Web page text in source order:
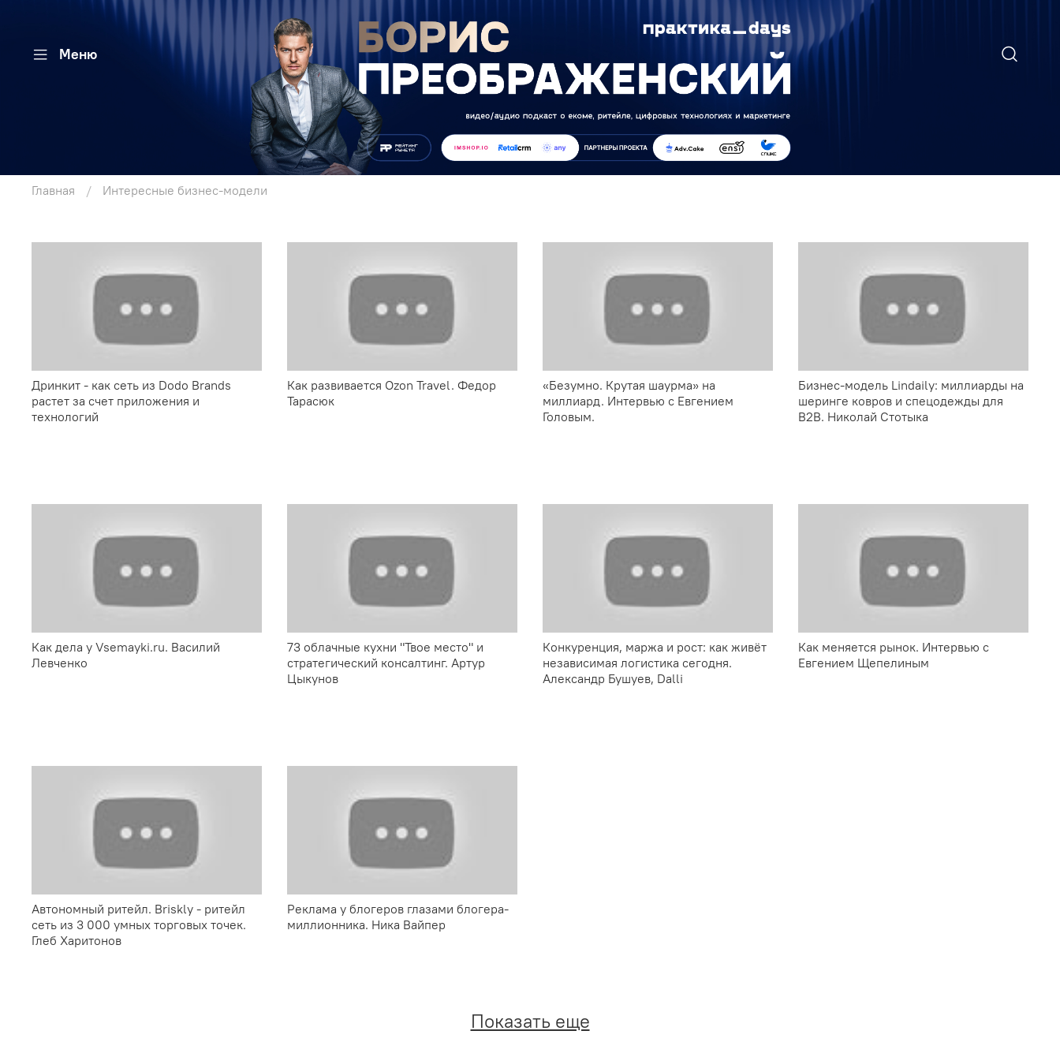
Меню
Главная Интересные бизнес-модели
Дринкит - как сеть из Dodo Brands
растет за счет приложения и
технологий
Как развивается Ozon Travel. Федор
Тарасюк
«Безумно. Крутая шаурма» на
миллиард. Интервью с Евгением
Головым.
Бизнес-модель Lindaily: миллиарды на
шеринге ковров и спецодежды для
B2B. Николай Стотыка
Как дела у Vsemayki.ru. Василий
Левченко
73 облачные кухни "Твое место" и
стратегический консалтинг. Артур
Цыкунов
Конкуренция, маржа и рост: как живёт
независимая логистика сегодня.
Александр Бушуев, Dalli
Как меняется рынок. Интервью с
Евгением Щепелиным
Автономный ритейл. Briskly - ритейл
сеть из 3 000 умных торговых точек.
Глеб Харитонов
Реклама у блогеров глазами блогера-
миллионника. Ника Вайпер
Показать еще